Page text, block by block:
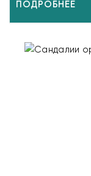
ПОДРОБНЕЕ